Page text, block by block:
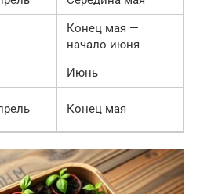
Конец мая —
начало июня
Июнь
Конец мая